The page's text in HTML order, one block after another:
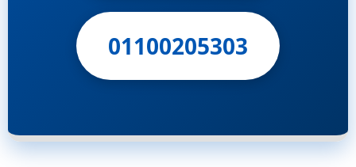
01100205303